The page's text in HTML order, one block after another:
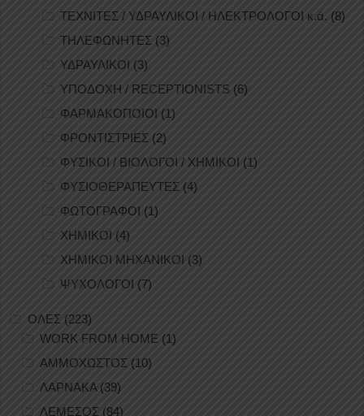
ΤΕΧΝΙΤΕΣ / ΥΔΡΑΥΛΙΚΟΙ / ΗΛΕΚΤΡΟΛΟΓΟΙ κ.ά. (8)
ΤΗΛΕΦΩΝΗΤΕΣ (3)
ΥΔΡΑΥΛΙΚΟΙ (3)
ΥΠΟΔΟΧΗ / RECEPTIONISTS (6)
ΦΑΡΜΑΚΟΠΟΙΟΙ (1)
ΦΡΟΝΤΙΣΤΡΙΕΣ (2)
ΦΥΣΙΚΟΙ / ΒΙΟΛΟΓΟΙ / ΧΗΜΙΚΟΙ (1)
ΦΥΣΙΟΘΕΡΑΠΕΥΤΕΣ (4)
ΦΩΤΟΓΡΑΦΟΙ (1)
ΧΗΜΙΚΟΙ (4)
ΧΗΜΙΚΟΙ ΜΗΧΑΝΙΚΟΙ (3)
ΨΥΧΟΛΟΓΟΙ (7)
ΟΛΕΣ (223)
WORK FROM HOME (1)
ΑΜΜΟΧΩΣΤΟΣ (10)
ΛΑΡΝΑΚΑ(39)
ΛΕΜΕΣΟΣ (84)